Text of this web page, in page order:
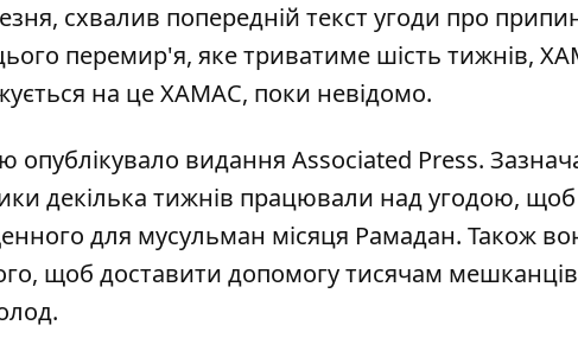
схвалив попередній текст угоди про
перемир'я, яке триватиме шість тижнів,
на це ХАМАС, поки невідомо.
опублікувало видання Associated Press.
декілька тижнів працювали над угодою, щоб
для мусульман місяця Рамадан. Також
щоб доставити допомогу тисячам мешканців